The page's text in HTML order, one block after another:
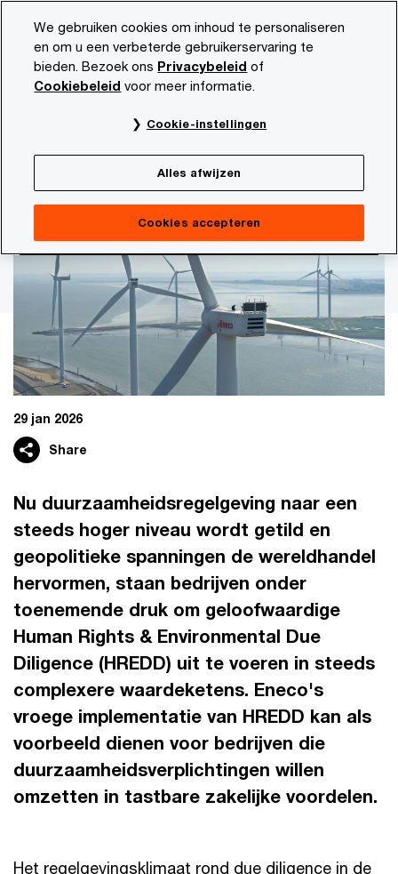
content
footer
PwC NL Actueel en publicaties Thema's
Wat Eneco leerde van de HREDD-implementatie
Van compliance naar veerkracht
en waardecreatie
29 jan 2026
Share
Nu duurzaamheidsregelgeving naar een
steeds hoger niveau wordt getild en
geopolitieke spanningen de wereldhandel
hervormen, staan bedrijven onder
toenemende druk om geloofwaardige
Human Rights & Environmental Due
Diligence (HREDD) uit te voeren in steeds
complexere waardeketens. Eneco's
vroege implementatie van HREDD kan als
voorbeeld dienen voor bedrijven die
duurzaamheidsverplichtingen willen
omzetten in tastbare zakelijke voordelen.
Het regelgevingsklimaat rond due diligence in de
We gebruiken cookies om inhoud te personaliseren
en om u een verbeterde gebruikerservaring te
bieden. Bezoek ons Privacybeleid of
Cookiebeleid voor meer informatie.
Cookie-instellingen
Alles afwijzen
Cookies accepteren